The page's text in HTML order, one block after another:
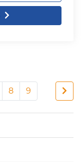
8 9